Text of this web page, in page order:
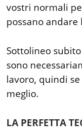
vostri normali
possano andare
Sottolineo
sono
lavoro, quindi
meglio.
LA PERFETTA